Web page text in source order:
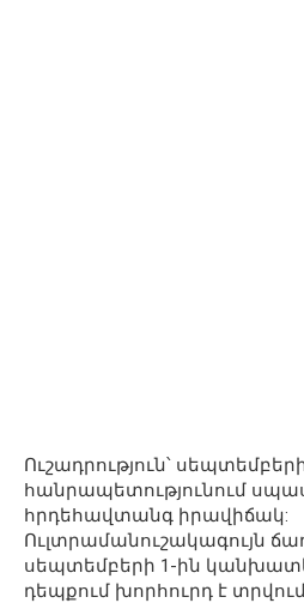
Ուշադրություն՝
հանրապետությունում
հրդեհավտանգ իրավիճակ:
Ուլտրամանուշակագույն
սեպտեմբերի 1-ին
դեպքում խորհուրդ է տրվում